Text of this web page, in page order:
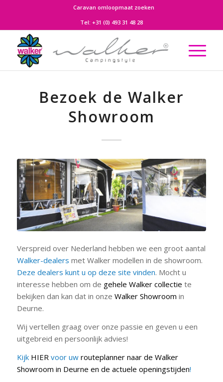
Caravan omloopmaat zoeken
Tel: +31 (0) 493 31 48 28
Bezoek de Walker
Showroom
Verspreid over Nederland hebben we een groot aantal
Walker-dealers met Walker modellen in de showroom.
Deze dealers kunt u op deze site vinden. Mocht u
interesse hebben om de gehele Walker collectie te
bekijken dan kan dat in onze Walker Showroom in
Deurne.
Wij vertellen graag over onze passie en geven u een
uitgebreid en persoonlijk advies!
Kijk HIER voor uwrouteplanner naar de Walker
Showroom in Deurne en de actuele openingstijden!